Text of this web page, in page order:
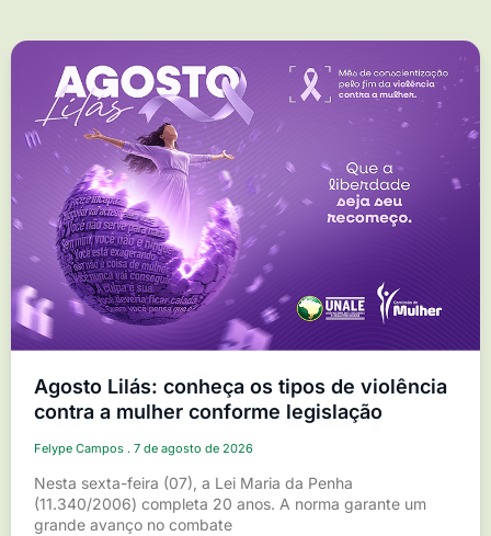
Agosto Lilás: conheça os tipos de violência
contra a mulher conforme legislação
Felype Campos 7 de agosto de 2026
Nesta sexta-feira (07), a Lei Maria da Penha
(11.340/2006) completa 20 anos. A norma garante um
grande avanço no combate